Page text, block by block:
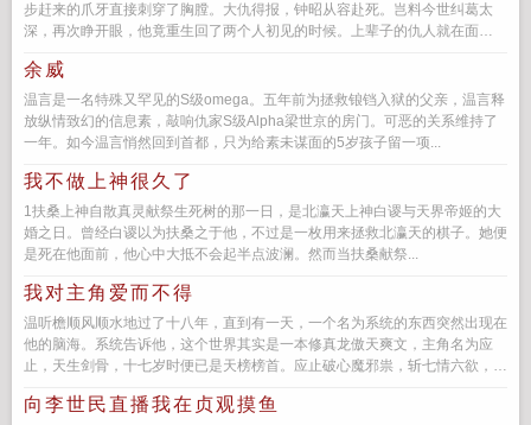
步赶来的爪牙直接刺穿了胸膛。大仇得报，钟昭从容赴死。岂料今世纠葛太
深，再次睁开眼，他竟重生回了两个人初见的时候。上辈子的仇人就在面
余威
温言是一名特殊又罕见的S级omega。五年前为拯救锒铛入狱的父亲，温言释
放纵情致幻的信息素，敲响仇家S级Alpha梁世京的房门。可恶的关系维持了
一年。如今温言悄然回到首都，只为给素未谋面的5岁孩子留一项...
我不做上神很久了
1扶桑上神自散真灵献祭生死树的那一日，是北瀛天上神白谡与天界帝姬的大
婚之日。曾经白谡以为扶桑之于他，不过是一枚用来拯救北瀛天的棋子。她便
是死在他面前，他心中大抵不会起半点波澜。然而当扶桑献祭...
我对主角爱而不得
温听檐顺风顺水地过了十八年，直到有一天，一个名为系统的东西突然出现在
他的脑海。系统告诉他，这个世界其实是一本修真龙傲天爽文，主角名为应
止，天生剑骨，十七岁时便已是天榜榜首。应止破心魔邪祟，斩七情六欲，最
向李世民直播我在贞观摸鱼